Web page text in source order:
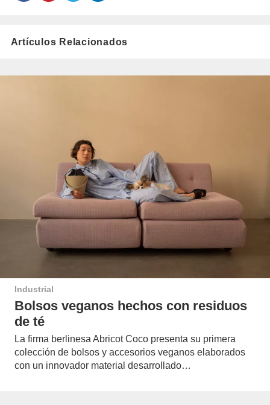
Artículos Relacionados
Industrial
Bolsos veganos hechos con residuos
de té
La firma berlinesa Abricot Coco presenta su primera
colección de bolsos y accesorios veganos elaborados
con un innovador material desarrollado…